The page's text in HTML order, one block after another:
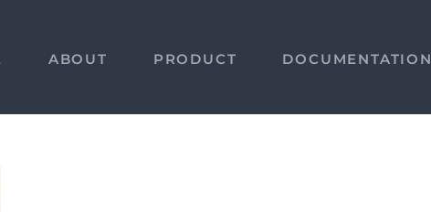
ABOUT PRODUCT DOCUMENTATION